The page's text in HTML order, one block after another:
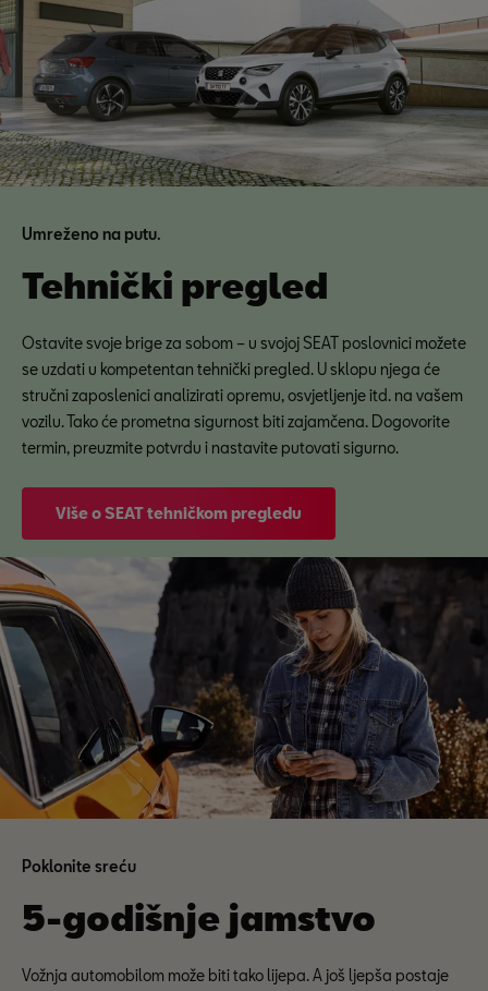
Umreženo na putu.
Tehnički pregled
Ostavite svoje brige za sobom – u svojoj SEAT poslovnici možete
se uzdati u kompetentan tehnički pregled. U sklopu njega će
stručni zaposlenici analizirati opremu, osvjetljenje itd. na vašem
vozilu. Tako će prometna sigurnost biti zajamčena. Dogovorite
termin, preuzmite potvrdu i nastavite putovati sigurno.
Više o SEAT tehničkom pregledu
Poklonite sreću
5-godišnje jamstvo
Vožnja automobilom može biti tako lijepa. A još ljepša postaje